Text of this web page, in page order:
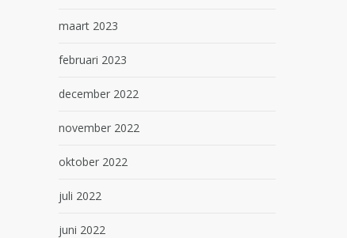
maart 2023
februari 2023
december 2022
november 2022
oktober 2022
juli 2022
juni 2022